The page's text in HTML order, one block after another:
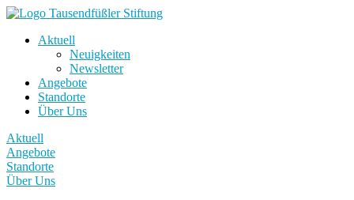
Aktuell
Neuigkeiten
Newsletter
Angebote
Standorte
Über Uns
Aktuell
Angebote
Standorte
Über Uns